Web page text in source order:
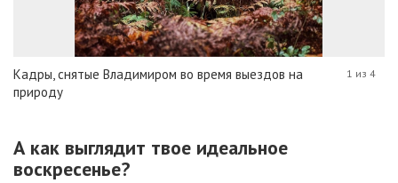
Кадры, снятые Владимиром во время выездов на
природу
1 из 4
А как выглядит твое идеальное
воскресенье?